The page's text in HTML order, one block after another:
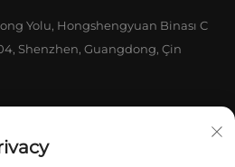
Yolu, Hongshengyuan Binası C
Shenzhen, Guangdong, Çin